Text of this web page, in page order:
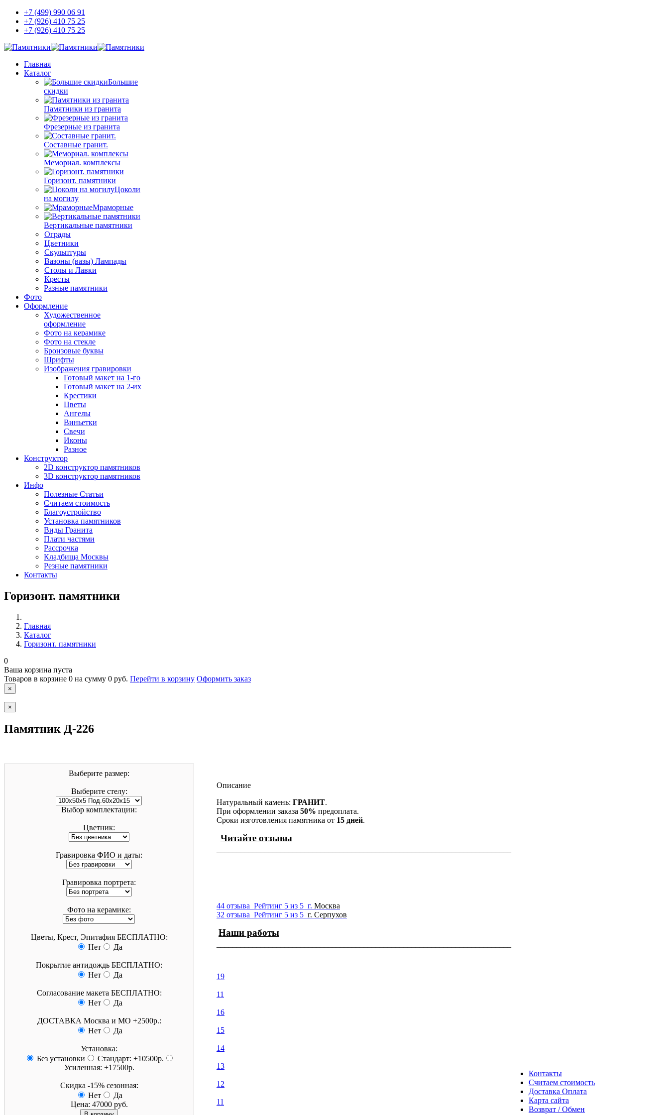
+7 (499) 990 06 91
+7 (926) 410 75 25
+7 (926) 410 75 25
Главная
Каталог
Большие
скидки
Памятники из гранита
Фрезерные из гранита
Составные гранит.
Мемориал. комплексы
Горизонт. памятники
Цоколи
на могилу
Мраморные
Вертикальные памятники
Ограды
Цветники
Скульптуры
Вазоны (вазы) Лампады
Столы и Лавки
Кресты
Разные памятники
Фото
Оформление
Художественное
оформление
Фото на керамике
Фото на стекле
Бронзовые буквы
Шрифты
Изображения гравировки
Готовый макет на 1-го
Готовый макет на 2-их
Крестики
Цветы
Ангелы
Виньетки
Свечи
Иконы
Разное
Конструктор
2D конструктор памятников
3D конструктор памятников
Инфо
Полезные Статьи
Считаем стоимость
Благоустройство
Установка памятников
Виды Гранита
Плати частями
Рассрочка
Кладбища Москвы
Резные памятники
Контакты
Горизонт. памятники
Главная
Каталог
Горизонт. памятники
0
Ваша корзина пуста
Товаров в корзине 0 на сумму 0 руб. Перейти в корзину Оформить заказ
×
×
Памятник Д-226
Выберите размер:
Выберите стелу:
Выбор комплектации:
Цветник:
Гравировка ФИО и даты:
Гравировка портрета:
Фото на керамике:
Цветы, Крест, Эпитафия БЕСПЛАТНО:
Нет
Да
Покрытие антидождь БЕСПЛАТНО:
Нет
Да
Согласование макета БЕСПЛАТНО:
Нет
Да
ДОСТАВКА Москва и МО +2500р.:
Нет
Да
Установка:
Без установки
Стандарт: +10500р.
Усиленная: +17500р.
Скидка -15% сезонная:
Нет
Да
Цена: 47000 руб.
Описание
Натуральный камень: ГРАНИТ.
При оформлении заказа 50% предоплата.
Сроки изготовления памятника от 15 дней.
Читайте отзывы
¯¯¯¯¯¯¯¯¯¯¯¯¯¯¯¯¯¯¯¯¯¯¯¯¯¯¯¯¯¯¯¯¯¯¯¯¯¯¯¯¯¯¯¯¯¯¯¯¯¯¯¯¯¯¯¯¯¯¯¯¯¯¯¯¯¯¯¯¯¯¯¯¯¯
44 отзыва Рейтинг 5 из 5 г. Москва
32 отзыва Рейтинг 5 из 5 г. Серпухов
Наши работы
¯¯¯¯¯¯¯¯¯¯¯¯¯¯¯¯¯¯¯¯¯¯¯¯¯¯¯¯¯¯¯¯¯¯¯¯¯¯¯¯¯¯¯¯¯¯¯¯¯¯¯¯¯¯¯¯¯¯¯¯¯¯¯¯¯¯¯¯¯¯¯¯¯¯
19
11
16
15
14
13
12
11
Контакты
Считаем стоимость
Доставка Оплата
Карта сайта
Возврат / Обмен